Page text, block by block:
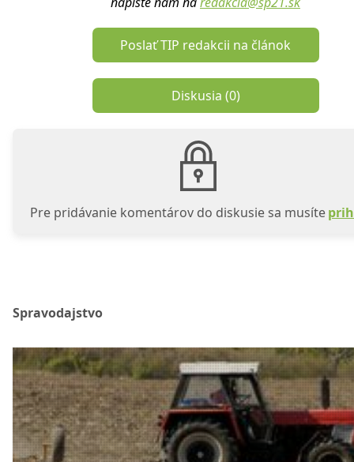
Poslať TIP redakcii na článok
Diskusia (0)
Pre pridávanie komentárov do diskusie sa musíte
Spravodajstvo